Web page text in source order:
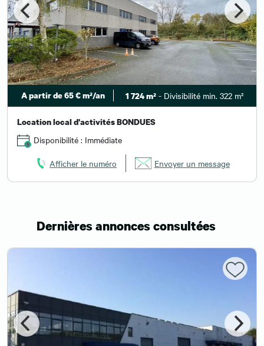
A partir de 65 € m²/an 1 724 m²- Divisibilité min. 322 m²
Location local d'activités BONDUES
Disponibilité : Immédiate
Afficher le numéro Envoyer un message
Dernières annonces consultées